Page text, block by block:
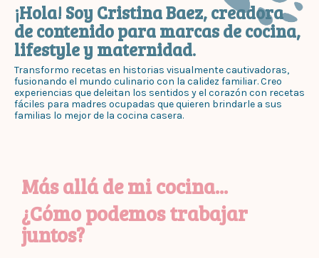
¡Hola! Soy Cristina Baez, creadora
de contenido para marcas de cocina,
lifestyle y maternidad.
Transformo recetas en historias visualmente cautivadoras,
fusionando el mundo culinario con la calidez familiar. Creo
experiencias que deleitan los sentidos y el corazón con recetas
fáciles para madres ocupadas que quieren brindarle a sus
familias lo mejor de la cocina casera.
Más allá de mi cocina...
¿Cómo podemos trabajar
juntos?